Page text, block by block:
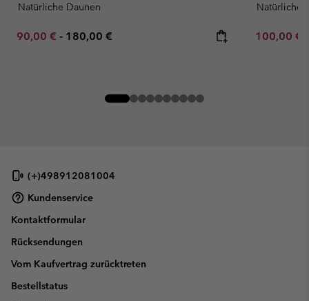
Natürliche Daunen
Minimum sale price:
90,00 € - Maximum price:
180,00 €
Natürliche
Minimum
100,00 €
(+)498912081004
Kundenservice
Kontaktformular
Rücksendungen
Vom Kaufvertrag zurücktreten
Bestellstatus